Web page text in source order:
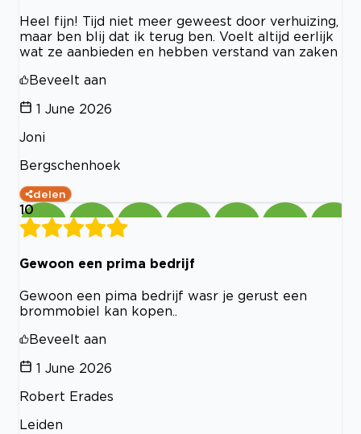
Heel fijn! Tijd niet meer geweest door verhuizing,
maar ben blij dat ik terug ben. Voelt altijd eerlijk
wat ze aanbieden en hebben verstand van zaken
Beveelt aan
1 June 2026
Joni
Bergschenhoek
delen
10
Gewoon een prima bedrijf
Gewoon een pima bedrijf wasr je gerust een
brommobiel kan kopen..
Beveelt aan
1 June 2026
Robert Erades
Leiden